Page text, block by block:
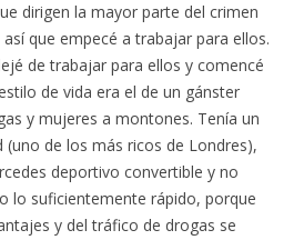
dirigen la mayor parte del crimen
que empecé a trabajar para ellos.
de trabajar para ellos y comencé
de vida era el de un gánster
y mujeres a montones. Tenía un
(uno de los más ricos de Londres),
deportivo convertible y no
lo suficientemente rápido, porque
y del tráfico de drogas se